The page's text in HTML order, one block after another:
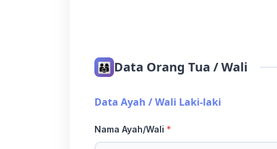
👨‍👩‍👧 Data Orang Tua / Wali
Data Ayah / Wali Laki-laki
Nama Ayah/Wali *